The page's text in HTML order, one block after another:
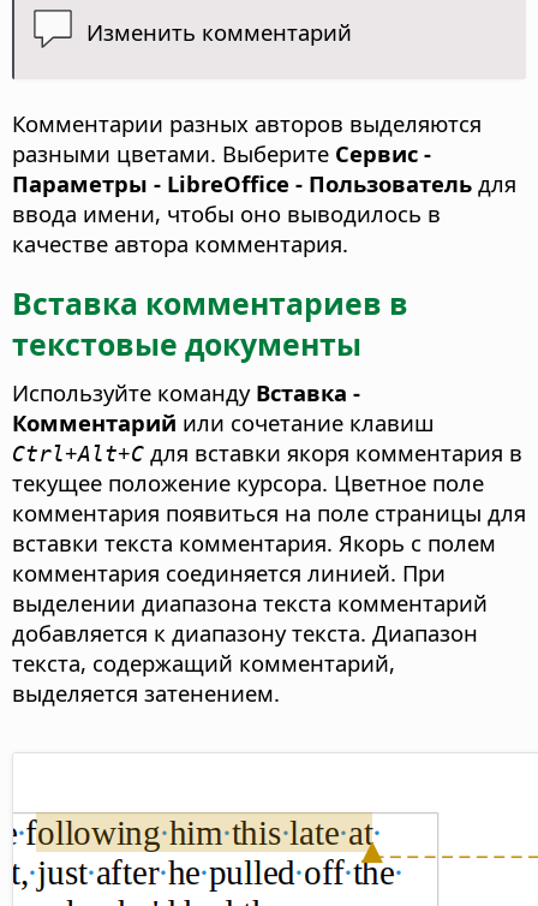
Изменить комментарий
Комментарии разных авторов выделяются
разными цветами. Выберите Сервис -
Параметры - LibreOffice - Пользователь для
ввода имени, чтобы оно выводилось в
качестве автора комментария.
Вставка комментариев в
текстовые документы
Используйте команду Вставка -
Комментарий или сочетание клавиш
Ctrl+Alt+C для вставки якоря комментария в
текущее положение курсора. Цветное поле
комментария появиться на поле страницы для
вставки текста комментария. Якорь с полем
комментария соединяется линией. При
выделении диапазона текста комментарий
добавляется к диапазону текста. Диапазон
текста, содержащий комментарий,
выделяется затенением.